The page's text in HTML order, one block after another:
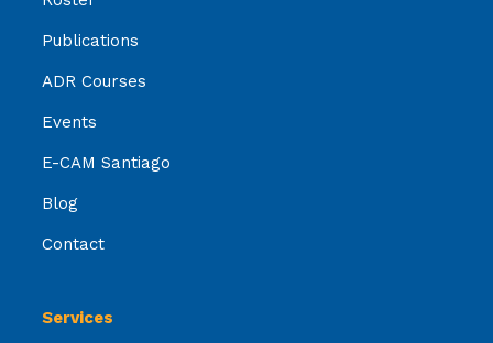
Publications
ADR Courses
Events
E-CAM Santiago
Blog
Contact
Services